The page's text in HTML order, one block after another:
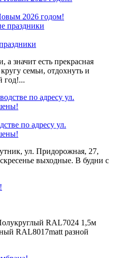
2026 годом!
значит есть прекрасная
семьи, отдохнуть и
год!...
по адресу ул.
ул. Придорожная, 27,
выходные. В будни с
RAL7024 1,5м
RAL8017matt разной